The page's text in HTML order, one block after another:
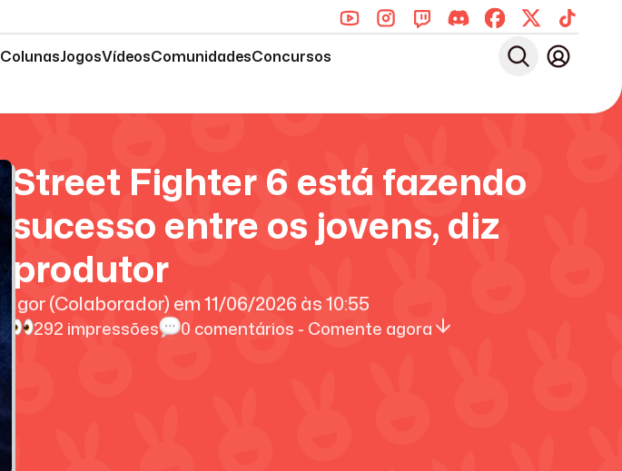
ColunasJogosVídeosComunidadesConcursos
Street Fighter 6 está fazendo
sucesso entre os jovens, diz
produtor
Igor (Colaborador) em11/06/2026 às10:55
292 impressões 0 comentários - Comente agora